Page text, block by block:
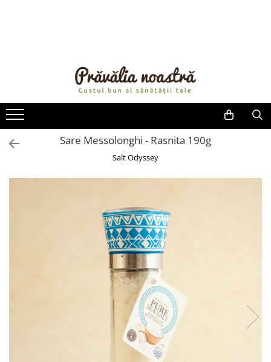
ULEIURI ȘI UNTURI
MĂSLINE
NUCI ȘI SEMINȚE
FRUCTE DESHIDRATATE
FRUCTE LA CONSERVĂ
BĂUTURI / LAPTE VEGETAL
CREME ȘI PASTE TARTINABILE
Sare Messolonghi - Rasnita 190g
Salt Odyssey